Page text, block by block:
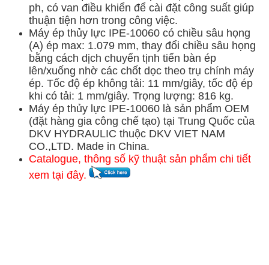
ph, có van điều khiển để cài đặt công suất giúp
thuận tiện hơn trong công việc.
Máy ép thủy lực IPE-10060 có chiều sâu họng
(A) ép max: 1.079 mm, thay đổi chiều sâu họng
bằng cách dịch chuyển tịnh tiến bàn ép
lên/xuống nhờ các chốt dọc theo trụ chính máy
ép. Tốc độ ép không tải: 11 mm/giây, tốc độ ép
khi có tải: 1 mm/giây. Trọng lượng: 816 kg.
Máy ép thủy lực IPE-10060 là sản phẩm OEM
(đặt hàng gia công chế tạo) tại Trung Quốc của
DKV HYDRAULIC thuộc DKV VIET NAM
CO.,LTD. Made in China.
Catalogue, thông số kỹ thuật sản phẩm chi tiết
xem tại đây.